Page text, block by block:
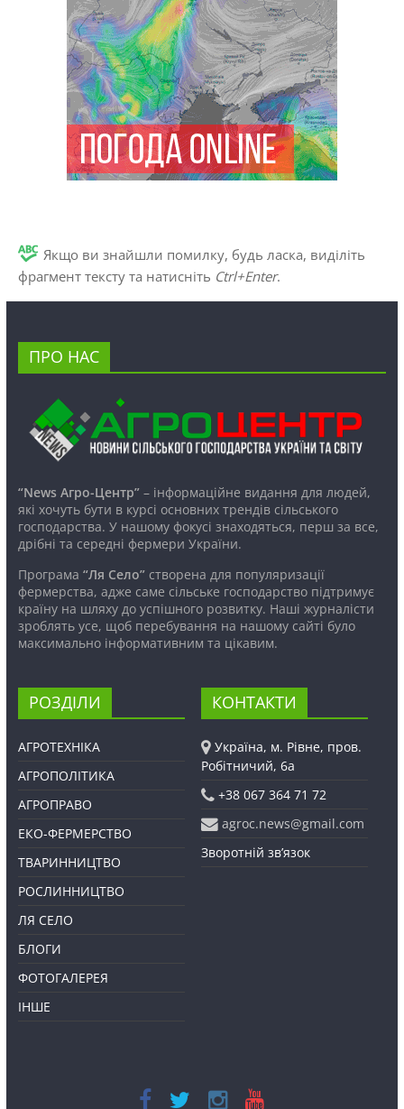
Якщо ви знайшли помилку, будь ласка, виділіть
фрагмент тексту та натисніть Ctrl+Enter.
ПРО НАС
“News Агро-Центр”– інформаційне видання для людей,
які хочуть бути в курсі основних трендів сільського
господарства. У нашому фокусі знаходяться, перш за все,
дрібні та середні фермери України.
Програма “Ля Село”створена для популяризації
фермерства, адже саме сільське господарство підтримує
країну на шляху до успішного розвитку. Наші журналісти
зроблять усе, щоб перебування на нашому сайті було
максимально інформативним та цікавим.
РОЗДІЛИ
АГРОТЕХНІКА
АГРОПОЛІТИКА
АГРОПРАВО
ЕКО-ФЕРМЕРСТВО
ТВАРИННИЦТВО
РОСЛИННИЦТВО
ЛЯ СЕЛО
БЛОГИ
ФОТОГАЛЕРЕЯ
ІНШЕ
КОНТАКТИ
Україна, м. Рівне, пров.
Робітничий, 6а
+38 067 364 71 72
agroc.news@gmail.com
Зворотній зв’язок